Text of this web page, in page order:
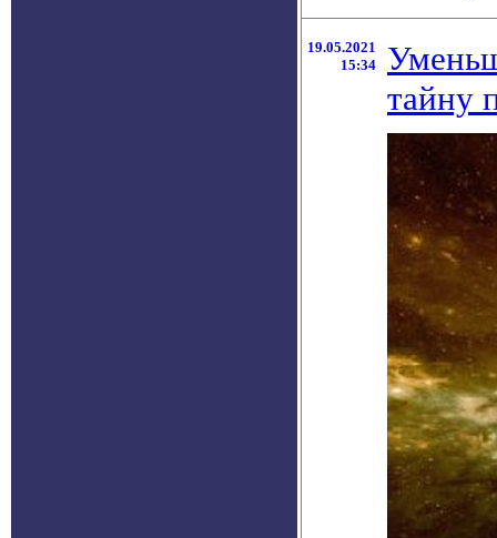
19.05.2021
15:34
тайну